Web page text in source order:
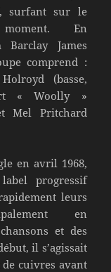
surfant sur le
En
James
comprend :
(basse,
« Woolly »
Mel Pritchard
en avril 1968,
progressif
leurs
en
et des
il s’agissait
de cuivres avant